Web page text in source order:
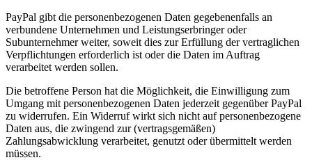
PayPal gibt die personenbezogenen Daten gegebenenfalls an
verbundene Unternehmen und Leistungserbringer oder
Subunternehmer weiter, soweit dies zur Erfüllung der vertraglichen
Verpflichtungen erforderlich ist oder die Daten im Auftrag
verarbeitet werden sollen.
Die betroffene Person hat die Möglichkeit, die Einwilligung zum
Umgang mit personenbezogenen Daten jederzeit gegenüber PayPal
zu widerrufen. Ein Widerruf wirkt sich nicht auf personenbezogene
Daten aus, die zwingend zur (vertragsgemäßen)
Zahlungsabwicklung verarbeitet, genutzt oder übermittelt werden
müssen.